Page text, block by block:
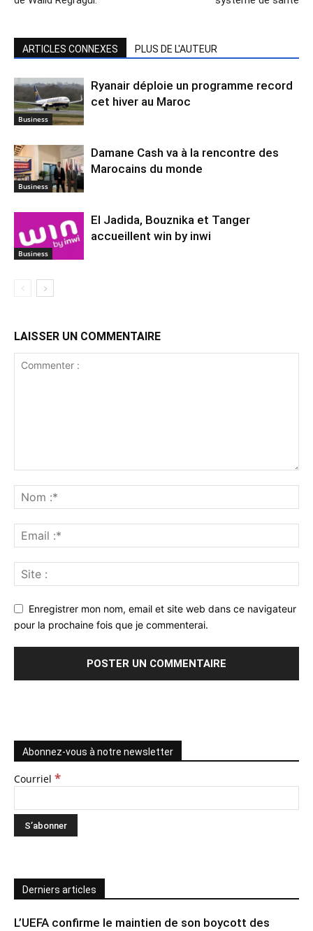
ARTICLES CONNEXES PLUS DE L'AUTEUR
Business
Ryanair déploie un programme record
cet hiver au Maroc
Business
Damane Cash va à la rencontre des
Marocains du monde
Business
El Jadida, Bouznika et Tanger
accueillent win by inwi
LAISSER UN COMMENTAIRE
Enregistrer mon nom, email et site web dans ce navigateur
pour la prochaine fois que je commenterai.
Abonnez-vous à notre newsletter
Courriel *
Derniers articles
L’UEFA confirme le maintien de son boycott des